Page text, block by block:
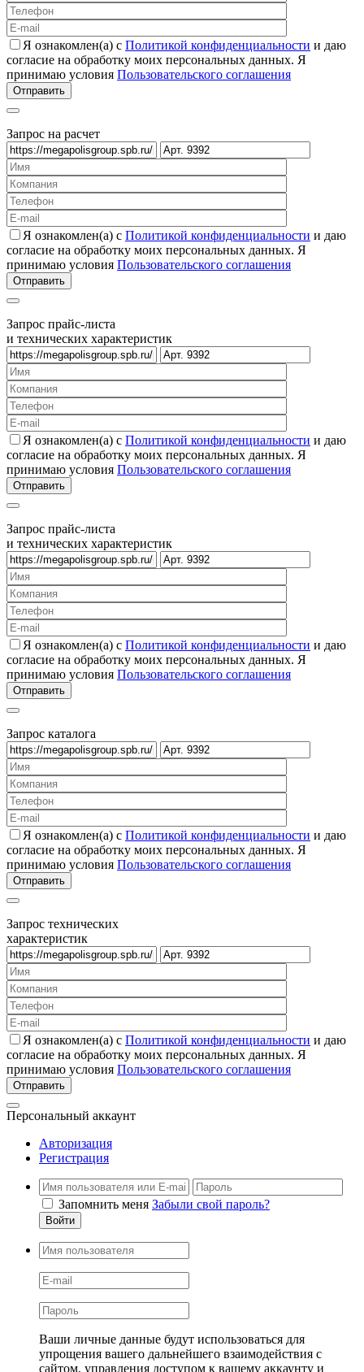
Я ознакомлен(а) с Политикой конфиденциальности и даю
согласие на обработку моих персональных данных. Я
принимаю условия Пользовательского соглашения
Запрос на расчет
Я ознакомлен(а) с Политикой конфиденциальности и даю
согласие на обработку моих персональных данных. Я
принимаю условия Пользовательского соглашения
Запрос прайс-листа
и технических характеристик
Я ознакомлен(а) с Политикой конфиденциальности и даю
согласие на обработку моих персональных данных. Я
принимаю условия Пользовательского соглашения
Запрос прайс-листа
и технических характеристик
Я ознакомлен(а) с Политикой конфиденциальности и даю
согласие на обработку моих персональных данных. Я
принимаю условия Пользовательского соглашения
Запрос каталога
Я ознакомлен(а) с Политикой конфиденциальности и даю
согласие на обработку моих персональных данных. Я
принимаю условия Пользовательского соглашения
Запрос технических
характеристик
Я ознакомлен(а) с Политикой конфиденциальности и даю
согласие на обработку моих персональных данных. Я
принимаю условия Пользовательского соглашения
Персональный аккаунт
Авторизация
Регистрация
Запомнить меня Забыли свой пароль?
Войти
Ваши личные данные будут использоваться для
упрощения вашего дальнейшего взаимодействия с
сайтом, управления доступом к вашему аккаунту и